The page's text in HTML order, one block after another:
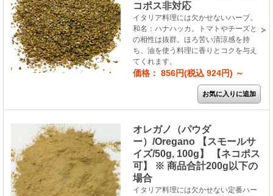
コポス非対応
イタリア料理には欠かせないハーブ。
和名：ハナハッカ。トマトやチーズと
の相性は抜群。ほろ苦い清涼感を持
ち、油を使う料理に香りとコクを与え
てくれます。
価格： 856円(税込 924円) ～
オレガノ（パウダ
ー）/Oregano 【スモールサ
イズ/50g, 100g】 【ネコポス
可】 ※ 商品合計200g以下の
場合
イタリア料理には欠かせない定番ハー